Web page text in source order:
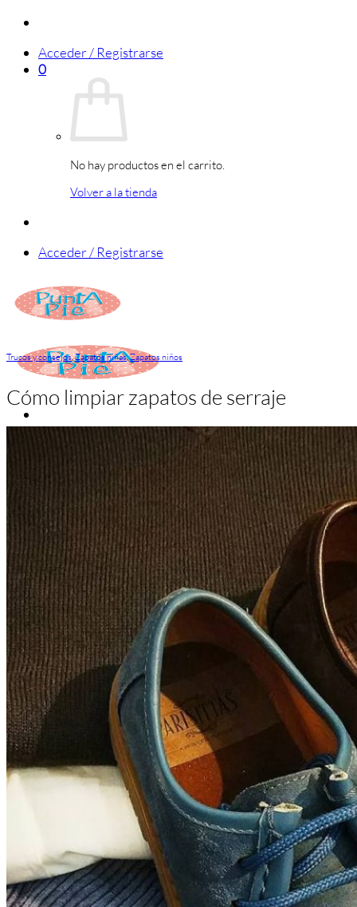
Saltar
contenidoAcceder / Registrarse
0
No hay productos en el carrito.
Volver a la tienda
Acceder / Registrarse
Inicio
Zapatos niñas
Bebé: primeros pasos
Botas y botines
Botas de agua
Zapatillas estar en casa
Zapatillas deporte niña
Colegiales niña
Blucher niña
Pascualas
Merceditas
Comunión niña
Bailarinas
Náuticos niña
Mocasines niña
Peuques niña
Chanclas niña
Zapatillas lona
Sandalias niña
Zapatos niños
Bebé: Primeros pasos
Zapatos colegiales niño
Deportivas niño
Botas de agua
Zapatillas casa
Ingleses y pepitos
Trucos y consejos,Zapatos niñas,Zapatos niños
Cómo limpiar zapatos de serraje